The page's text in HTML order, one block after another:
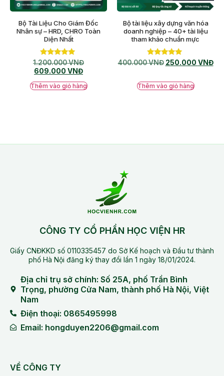
Bộ Tài Liệu Cho Giám Đốc
Nhân sự – HRD, CHRO Toàn
Diện Nhất
Được xếp
hạng
5.00
5 sao
1.200.000VNĐ
609.000 VNĐ
Thêm vào giỏ hàng
Bộ tài liệu xây dựng văn hóa
doanh nghiệp – 40+ tài liệu
tham khảo chuẩn mực
Được xếp
hạng
5 sao
400.000VNĐ 250.000 VNĐ
Thêm vào giỏ hàng
CÔNG TY CỔ PHẦN HỌC VIỆN HR
Giấy CNĐKKD số 0110335457 do Sở Kế hoạch và Đầu tư thành
phố Hà Nội đăng ký thay đổi lần 1 ngày 18/01/2024.
Địa chỉ trụ sở chính: Số 25A, phố Trần Bình
Trọng, phường Cửa Nam, thành phố Hà Nội, Việt
Nam
Điện thoại: 0865495998
Email: hongduyen2206@gmail.com
VỀ CÔNG TY